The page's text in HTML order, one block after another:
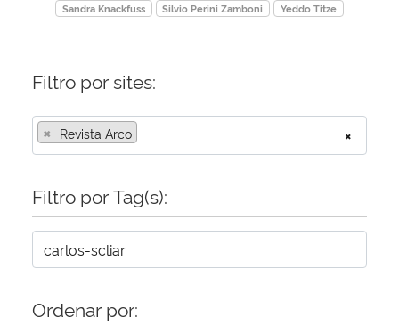
Ministério da Mulher, da Família e dos Direitos Humanos
Secretaria-Geral
Gabinete de Segurança Institucional
Advocacia-Geral da União
Banco Central do Brasil
Sandra Knackfuss
Silvio Perini Zamboni Yeddo Titze
Filtro por sites:
×
× Revista Arco
Filtro por Tag(s):
Ordenar por: